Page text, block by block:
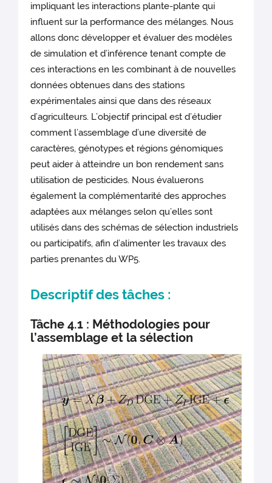
impliquant les interactions plante-plante qui
influent sur la performance des mélanges. Nous
allons donc développer et évaluer des modèles
de simulation et d’inférence tenant compte de
ces interactions en les combinant à de nouvelles
données obtenues dans des stations
expérimentales ainsi que dans des réseaux
d’agriculteurs. L’objectif principal est d’étudier
comment l’assemblage d’une diversité de
caractères, génotypes et régions génomiques
peut aider à atteindre un bon rendement sans
utilisation de pesticides. Nous évaluerons
également la complémentarité des approches
adaptées aux mélanges selon qu’elles sont
utilisés dans des schémas de sélection industriels
ou participatifs, afin d’alimenter les travaux des
parties prenantes du WP5.
Descriptif des tâches :
Tâche 4.1 : Méthodologies pour
l’assemblage et la sélection